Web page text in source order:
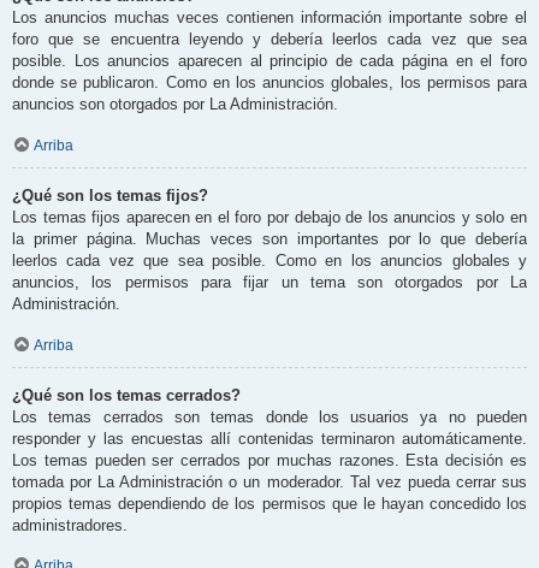
Los anuncios muchas veces contienen información importante sobre el
foro que se encuentra leyendo y debería leerlos cada vez que sea
posible. Los anuncios aparecen al principio de cada página en el foro
donde se publicaron. Como en los anuncios globales, los permisos para
anuncios son otorgados por La Administración.
Arriba
¿Qué son los temas fijos?
Los temas fijos aparecen en el foro por debajo de los anuncios y solo en
la primer página. Muchas veces son importantes por lo que debería
leerlos cada vez que sea posible. Como en los anuncios globales y
anuncios, los permisos para fijar un tema son otorgados por La
Administración.
Arriba
¿Qué son los temas cerrados?
Los temas cerrados son temas donde los usuarios ya no pueden
responder y las encuestas allí contenidas terminaron automáticamente.
Los temas pueden ser cerrados por muchas razones. Esta decisión es
tomada por La Administración o un moderador. Tal vez pueda cerrar sus
propios temas dependiendo de los permisos que le hayan concedido los
administradores.